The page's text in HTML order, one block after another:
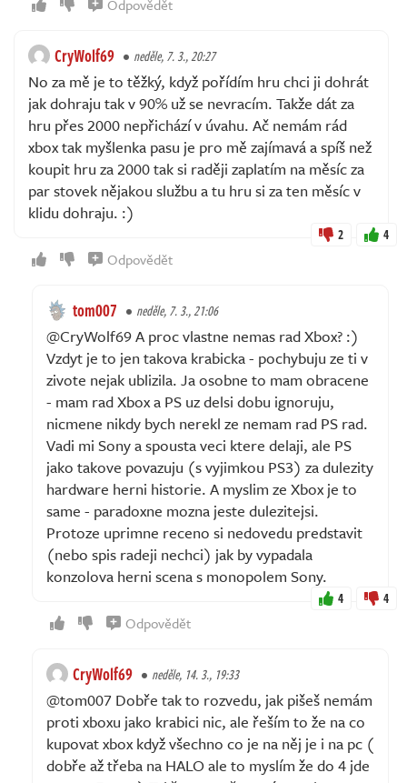
Odpovědět
CryWolf69 neděle, 7. 3., 20:27
No za mě je to těžký, když pořídím hru chci ji dohrát
jak dohraju tak v 90% už se nevracím. Takže dát za
hru přes 2000 nepřichází v úvahu. Ač nemám rád
xbox tak myšlenka pasu je pro mě zajímavá a spíš než
koupit hru za 2000 tak si raději zaplatím na měsíc za
par stovek nějakou službu a tu hru si za ten měsíc v
klidu dohraju. :)
2 4
Odpovědět
tom007 neděle, 7. 3., 21:06
@CryWolf69 A proc vlastne nemas rad Xbox? :)
Vzdyt je to jen takova krabicka - pochybuju ze ti v
zivote nejak ublizila. Ja osobne to mam obracene
- mam rad Xbox a PS uz delsi dobu ignoruju,
nicmene nikdy bych nerekl ze nemam rad PS rad.
Vadi mi Sony a spousta veci ktere delaji, ale PS
jako takove povazuju (s vyjimkou PS3) za dulezity
hardware herni historie. A myslim ze Xbox je to
same - paradoxne mozna jeste dulezitejsi.
Protoze uprimne receno si nedovedu predstavit
(nebo spis radeji nechci) jak by vypadala
konzolova herni scena s monopolem Sony.
4 4
Odpovědět
CryWolf69 neděle, 14. 3., 19:33
@tom007 Dobře tak to rozvedu, jak pišeš nemám
proti xboxu jako krabici nic, ale řeším to že na co
kupovat xbox když všechno co je na něj je i na pc (
dobře až třeba na HALO ale to myslím že do 4 jde